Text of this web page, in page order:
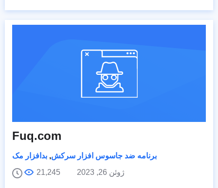
Fuq.com
برنامه ضد جاسوس افزار سرکش, بدافزار مک
ژوئن 26, 2023
21,245